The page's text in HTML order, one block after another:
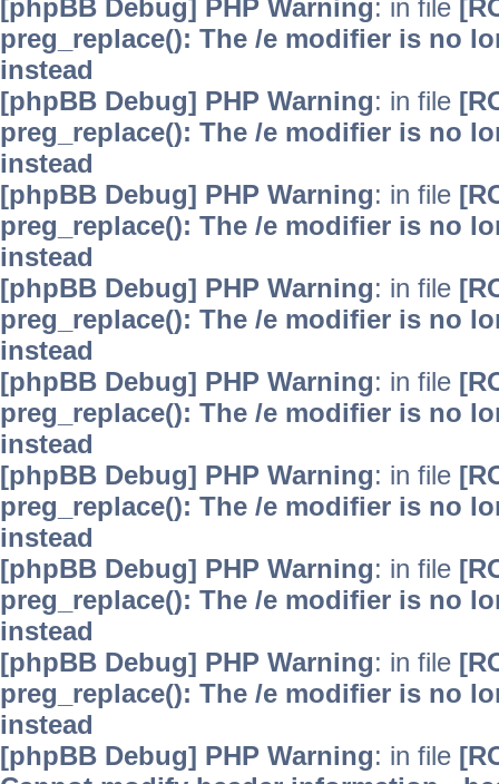
[phpBB Debug] PHP Warning: in file
preg_replace(): The /e modifier is no
instead
[phpBB Debug] PHP Warning: in file
preg_replace(): The /e modifier is no
instead
[phpBB Debug] PHP Warning: in file
preg_replace(): The /e modifier is no
instead
[phpBB Debug] PHP Warning: in file
preg_replace(): The /e modifier is no
instead
[phpBB Debug] PHP Warning: in file
preg_replace(): The /e modifier is no
instead
[phpBB Debug] PHP Warning: in file
preg_replace(): The /e modifier is no
instead
[phpBB Debug] PHP Warning: in file
preg_replace(): The /e modifier is no
instead
[phpBB Debug] PHP Warning: in file
preg_replace(): The /e modifier is no
instead
[phpBB Debug] PHP Warning: in file